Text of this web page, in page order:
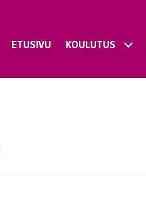
ETUSIVU KOULUTUS